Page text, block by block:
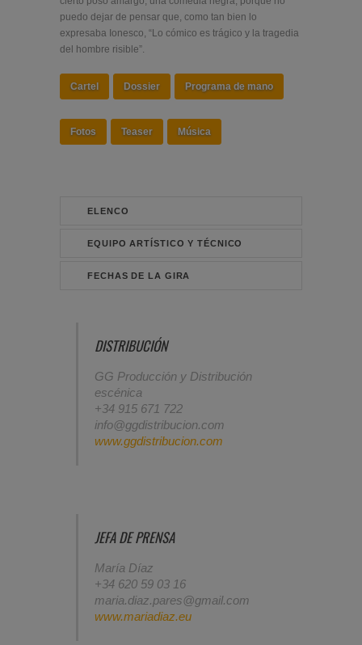
puedo dejar de pensar que, como tan bien lo
expresaba Ionesco, “Lo cómico es trágico y la tragedia
del hombre risible”.
Cartel Dossier Programa de mano
Fotos Teaser Música
ELENCO
EQUIPO ARTÍSTICO Y TÉCNICO
FECHAS DE LA GIRA
DISTRIBUCIÓN
GG Producción y Distribución
escénica
+34 915 671 722
info@ggdistribucion.com
www.ggdistribucion.com
JEFA DE PRENSA
María Díaz
+34 620 59 03 16
maria.diaz.pares@gmail.com
www.mariadiaz.eu